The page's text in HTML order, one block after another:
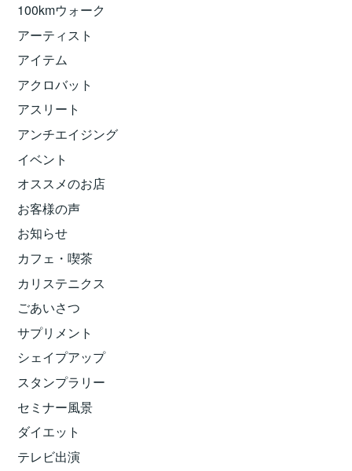
100kmウォーク
アーティスト
アイテム
アクロバット
アスリート
アンチエイジング
イベント
オススメのお店
お客様の声
お知らせ
カフェ・喫茶
カリステニクス
ごあいさつ
サプリメント
シェイプアップ
スタンプラリー
セミナー風景
ダイエット
テレビ出演